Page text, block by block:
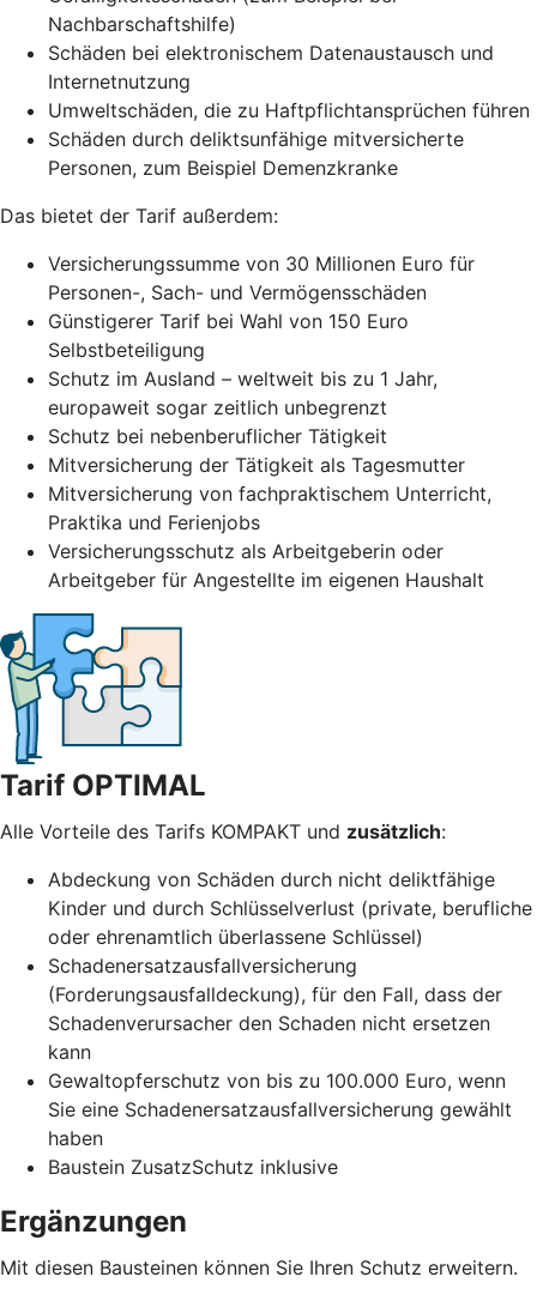
Nachbarschaftshilfe)
Schäden bei elektronischem Datenaustausch und
Internetnutzung
Umweltschäden, die zu Haftpflichtansprüchen führen
Schäden durch deliktsunfähige mitversicherte
Personen, zum Beispiel Demenzkranke
Das bietet der Tarif außerdem:
Versicherungssumme von 30 Millionen Euro für
Personen-, Sach- und Vermögensschäden
Günstigerer Tarif bei Wahl von 150 Euro
Selbstbeteiligung
Schutz im Ausland – weltweit bis zu 1 Jahr,
europaweit sogar zeitlich unbegrenzt
Schutz bei nebenberuflicher Tätigkeit
Mitversicherung der Tätigkeit als Tagesmutter
Mitversicherung von fachpraktischem Unterricht,
Praktika und Ferienjobs
Versicherungsschutz als Arbeitgeberin oder
Arbeitgeber für Angestellte im eigenen Haushalt
Tarif OPTIMAL
Alle Vorteile des Tarifs KOMPAKT und zusätzlich:
Abdeckung von Schäden durch nicht deliktfähige
Kinder und durch Schlüsselverlust (private, berufliche
oder ehrenamtlich überlassene Schlüssel)
Schadenersatzausfallversicherung
(Forderungsausfalldeckung), für den Fall, dass der
Schadenverursacher den Schaden nicht ersetzen
kann
Gewaltopferschutz von bis zu 100.000 Euro, wenn
Sie eine Schadenersatzausfallversicherung gewählt
haben
Baustein ZusatzSchutz inklusive
Ergänzungen
Mit diesen Bausteinen können Sie Ihren Schutz erweitern.